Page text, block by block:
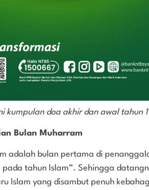
kumpulan doa akhir dan awal tahun
Bulan Muharram
adalah bulan pertama di
tahun Islam”. Sehingga
Islam yang disambut penuh